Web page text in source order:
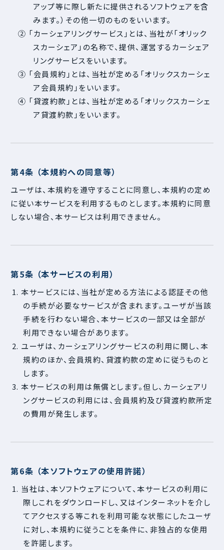
アップ等に際し新たに提供されるソフトウェアを含
みます。）その他一切のものをいいます。
② 「カーシェアリングサービス」とは、当社が「オリック
スカーシェア」の名称で、提供、運営するカーシェア
リングサービスをいいます。
③ 「会員規約」とは、当社が定める「オリックスカーシェ
ア会員規約」をいいます。
④ 「貸渡約款」とは、当社が定める「オリックスカーシェ
ア貸渡約款」をいいます。
第4条 （本規約への同意等）
ユーザは、本規約を遵守することに同意し、本規約の定め
に従い本サービスを利用するものとします。本規約に同意
しない場合、本サービスは利用できません。
第5条 （本サービスの利用）
1. 本サービスには、当社が定める方法による認証その他
の手続が必要なサービスが含まれます。ユーザが当該
手続を行わない場合、本サービスの一部又は全部が
利用できない場合があります。
2. ユーザは、カーシェアリングサービスの利用に関し、本
規約のほか、会員規約、貸渡約款の定めに従うものと
します。
3. 本サービスの利用は無償とします。但し、カーシェアリ
ングサービスの利用には、会員規約及び貸渡約款所定
の費用が発生します。
第6条 （本ソフトウェアの使用許諾）
1. 当社は、本ソフトウェアについて、本サービスの利用に
際しこれをダウンロードし、又はインターネットを介し
てアクセスする等これを利用可能な状態にしたユーザ
に対し、本規約に従うことを条件に、非独占的な使用
を許諾します。